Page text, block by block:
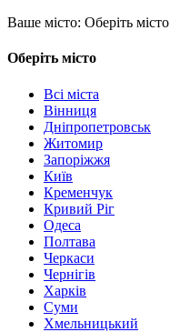
Ваше місто: Оберіть місто
Оберіть місто
Всі міста
Вінниця
Дніпропетровськ
Житомир
Запоріжжя
Київ
Кременчук
Кривий Ріг
Одеса
Полтава
Черкаси
Чернігів
Харків
Суми
Хмельницький